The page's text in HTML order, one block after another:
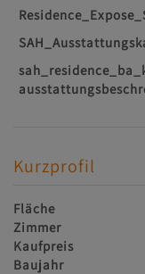
Kurzprofil
Fläche
Zimmer
Kaufpreis
Baujahr